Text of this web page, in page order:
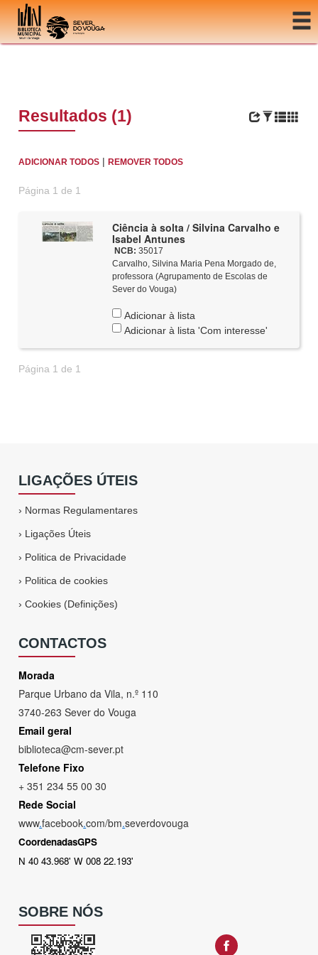
Ir para o conteúdo
Resultados (1)
ADICIONAR TODOS |REMOVER TODOS
Página 1 de 1
Ciência à solta / Silvina Carvalho e
Isabel Antunes
NCB: 35017
Carvalho, Silvina Maria Pena Morgado de,
professora (Agrupamento de Escolas de
Sever do Vouga)
Adicionar à lista
Adicionar à lista 'Com interesse'
Página 1 de 1
LIGAÇÕES ÚTEIS
› Normas Regulamentares
› Ligações Úteis
› Politica de Privacidade
› Politica de cookies
›Cookies (Definições)
CONTACTOS
Morada
Parque Urbano da Vila, n.º 110
3740-263 Sever do Vouga
Email geral
biblioteca@cm-sever.pt
Telefone Fixo
+ 351 234 55 00 30
Rede Social
www.facebook.com/bm.severdovouga
CoordenadasGPS
N 40 43.968' W 008 22.193'
SOBRE NÓS